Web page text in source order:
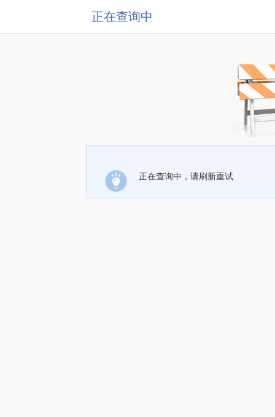
正在查询中
正在查询中，请刷新重试